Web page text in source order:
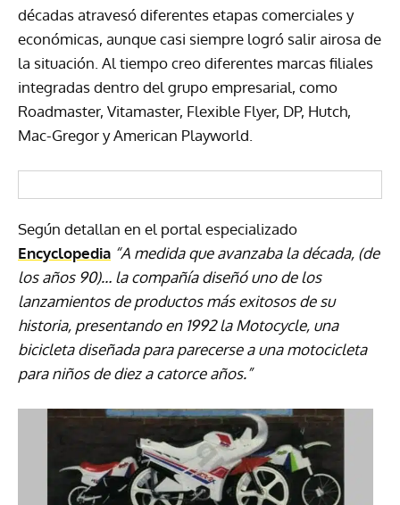
décadas atravesó diferentes etapas comerciales y
económicas, aunque casi siempre logró salir airosa de
la situación. Al tiempo creo diferentes marcas filiales
integradas dentro del grupo empresarial, como
Roadmaster, Vitamaster, Flexible Flyer, DP, Hutch,
Mac-Gregor y American Playworld.
Según detallan en el portal especializado
Encyclopedia “A medida que avanzaba la década, (de
los años 90)… la compañía diseñó uno de los
lanzamientos de productos más exitosos de su
historia, presentando en 1992 la Motocycle, una
bicicleta diseñada para parecerse a una motocicleta
para niños de diez a catorce años.”